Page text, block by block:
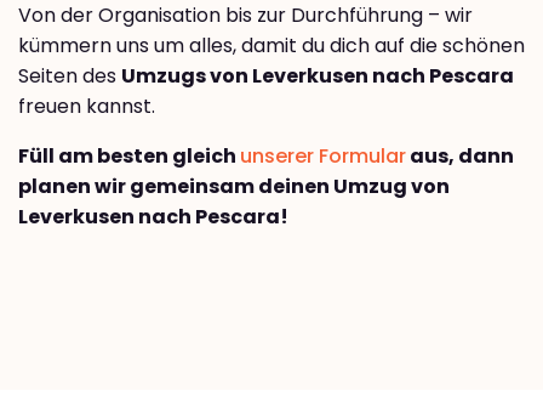
Von der Organisation bis zur Durchführung – wir
kümmern uns um alles, damit du dich auf die schönen
Seiten des Umzugs von Leverkusen nach Pescara
freuen kannst.
Füll am besten gleich unserer Formularaus, dann
planen wir gemeinsam deinen Umzug von
Leverkusen nach Pescara!